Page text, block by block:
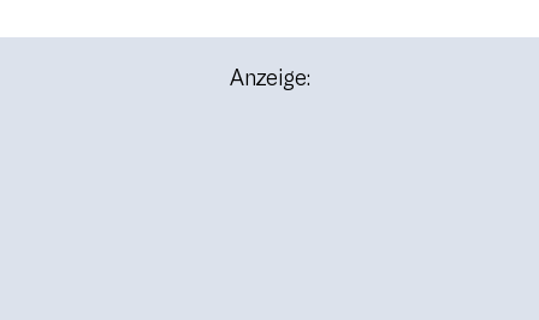
Anzeige: